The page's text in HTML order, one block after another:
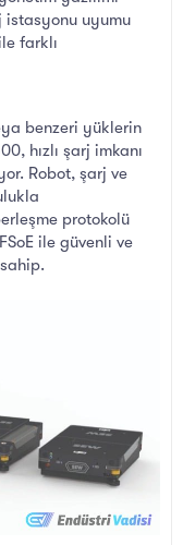
istasyonu uyumu
farklı
benzeri yüklerin
hızlı şarj imkanı
Robot, şarj ve
protokolü
ile güvenli ve